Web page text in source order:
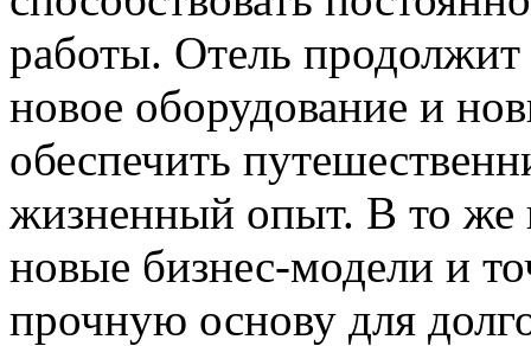
работы. Отель продолжит
новое оборудование и
обеспечить
жизненный опыт. В то же
новые бизнес-модели и
прочную основу для